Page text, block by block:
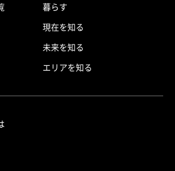
暮らす
現在を知る
未来を知る
エリアを知る